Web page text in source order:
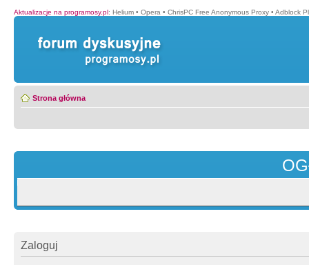
Aktualizacje na programosy.pl: Helium • Opera • ChrisPC Free Anonymous Proxy • Adblock
Strona główna
Zaloguj